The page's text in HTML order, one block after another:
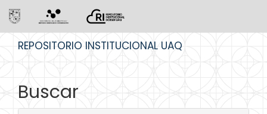
REPOSITORIO INSTITUCIONAL UAQ
Buscar